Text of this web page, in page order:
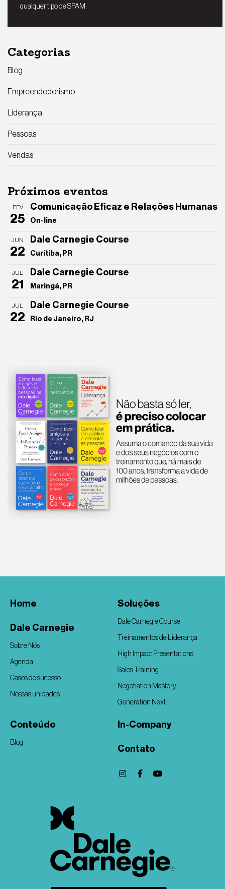
qualquer tipo de SPAM.
Categorias
Blog
Empreendedorismo
Liderança
Pessoas
Vendas
Próximos eventos
FEV
25
Comunicação Eficaz e Relações Humanas
On-line
JUN
22
Dale Carnegie Course
Curitiba, PR
JUL
21
Dale Carnegie Course
Maringá, PR
JUL
22
Dale Carnegie Course
Rio de Janeiro, RJ
Home
Dale Carnegie
Sobre Nós
Agenda
Casos de sucesso
Nossas unidades
Soluções
Dale Carnegie Course
Treinamentos de Liderança
High Impact Presentations
Sales Training
Negotiation Mastery
Generation Next
Conteúdo
Blog
In-Company
Contato